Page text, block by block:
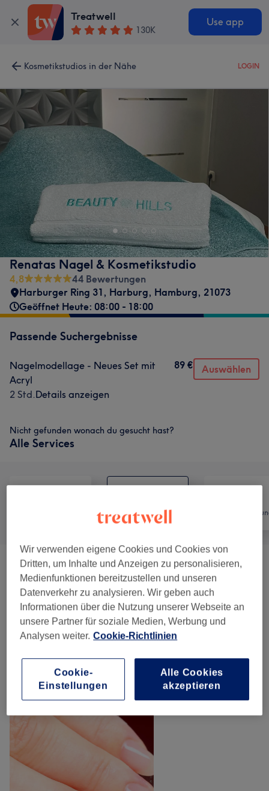
Treatwell
130K
Use app
Kosmetikstudios in der Nähe LOGIN
Renatas Nagel & Kosmetikstudio
4,8
44 Bewertungen
Harburger Ring 31, Harburg, Hamburg, 21073
Geöffnet Heute: 08:00 - 18:00
Passende Suchergebnisse
Nagelmodellage - Neues Set mit
Acryl
2 Std.Details anzeigen
89 € Auswählen
Nicht gefunden wonach du gesucht hast?
Alle Services
Nägel
Maniküre (1) 33,50 €
Nagelmodellage (5) ab 39 €
Fußpflege (2) ab 37 €
Unsere Arbeit
Bild anklicken für weitere Details
Wir verwenden eigene Cookies und Cookies von
Dritten, um Inhalte und Anzeigen zu personalisieren,
Medienfunktionen bereitzustellen und unseren
Datenverkehr zu analysieren. Wir geben auch
Informationen über die Nutzung unserer Webseite an
unsere Partner für soziale Medien, Werbung und
Analysen weiter. Cookie-Richtlinien
Cookie-
Einstellungen
Alle Cookies
akzeptieren